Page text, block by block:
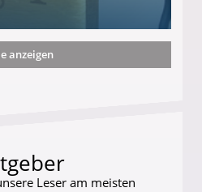
anzeigen
Leser am meisten